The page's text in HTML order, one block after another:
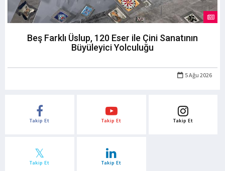
Beş Farklı Üslup, 120 Eser ile Çini Sanatının
Büyüleyici Yolculuğu
5 Ağu 2026
Takip Et Takip Et Takip Et
Takip Et Takip Et